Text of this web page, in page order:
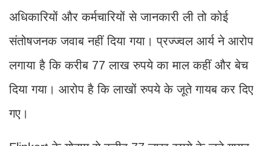
अधिकारियों और कर्मचारियों से जानकारी ली तो कोई
संतोषजनक जवाब नहीं दिया गया। प्रज्ज्वल आर्य ने आरोप
लगाया है कि करीब 77 लाख रुपये का माल कहीं और बेच
दिया गया। आरोप है कि लाखों रुपये के जूते गायब कर दिए
गए।